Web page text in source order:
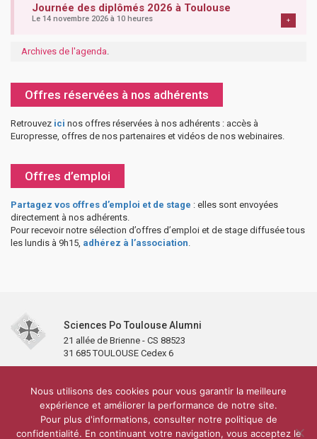
Journée des diplômés 2026 à Toulouse
Le 14 novembre 2026 à 10 heures +
Archives de l'agenda
Offres réservées à nos adhérents
Retrouvez ici nos offres réservées à nos adhérents : accès à
Europresse, offres de nos partenaires et vidéos de nos webinaires.
Offres d’emploi
Partagez vos offres d’emploi et de stage : elles sont envoyées
directement à nos adhérents.
Pour recevoir notre sélection d’offres d’emploi et de stage diffusée tous
les lundis à 9h15, adhérez à l’association
Sciences Po Toulouse Alumni
21 allée de Brienne - CS 88523
31 685 TOULOUSE Cedex 6
Partenaires et soutiens
Lettre d’information
Réseaux sociaux
Sciences Po Toulouse
Carré Alumni de la bibliothèque de Sciences Po Toulouse
10 000 diplômés
Réseau ScPo
Mentions légales Politique de confidentialité Plan du site
Nous utilisons des cookies pour vous garantir la meilleure
expérience et améliorer la performance de notre site.
Pour plus d'informations, consulter notre politique de
confidentialité. En continuant votre navigation, vous acceptez le